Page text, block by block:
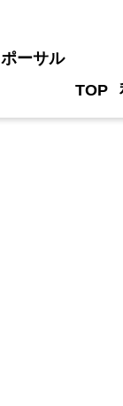
ーサル
TOP